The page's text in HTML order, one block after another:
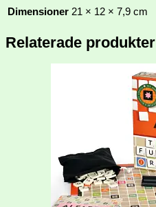
Dimensioner 21 × 12 × 7,9 cm
Relaterade produkter